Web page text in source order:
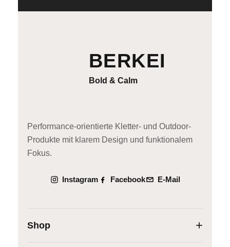
BERKEI
Bold & Calm
Performance-orientierte Kletter- und Outdoor-
Produkte mit klarem Design und funktionalem
Fokus.
Instagram Facebook E-Mail
Shop